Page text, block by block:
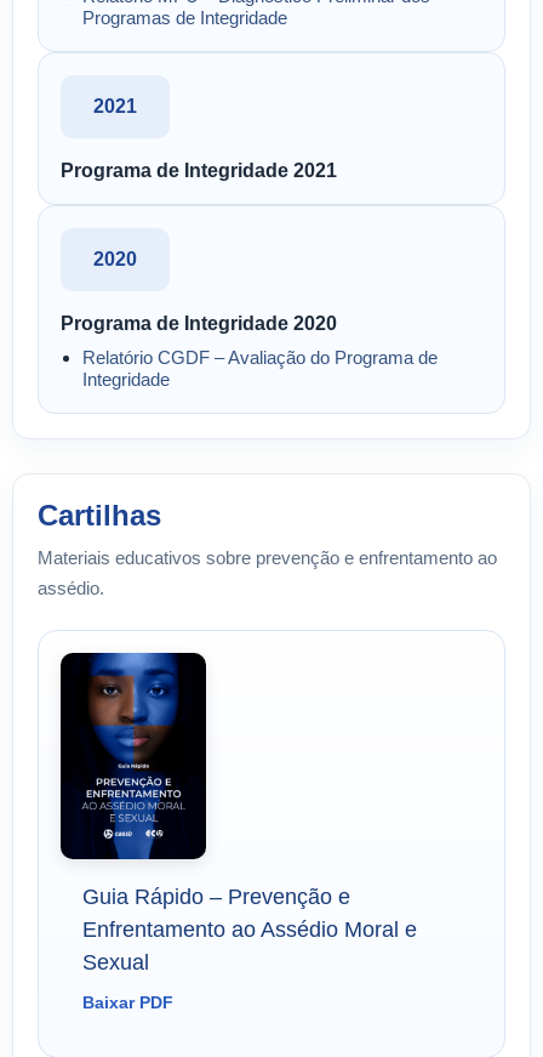
Programas de Integridade
2021
Programa de Integridade 2021
2020
Programa de Integridade 2020
Relatório CGDF – Avaliação do Programa de
Integridade
Cartilhas
Materiais educativos sobre prevenção e enfrentamento ao
assédio.
Guia Rápido – Prevenção e
Enfrentamento ao Assédio Moral e
Sexual
Baixar PDF